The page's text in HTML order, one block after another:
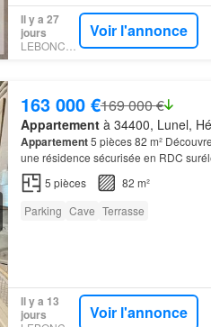
Il y a 27
jours
Voir l'annonce
163 000 €169 000 €
Appartementà 34400, Lunel,
Appartement5 pièces 82 m²
une résidence sécurisée en RDC
donnant accès à une loggia fermée -
5 pièces
82 m²
Parking Cave Terrasse
Il y a 13
jours
Voir l'annonce